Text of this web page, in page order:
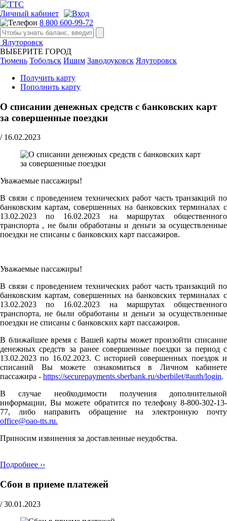
Личный кабинет
8 800 600-99-72
Ялуторовск
ВЫБЕРИТЕ ГОРОД
Тюмень Тобольск Ишим Заводоуковск Ялуторовск
Получить карту
Пополнить карту
О списании денежных средств с банковских карт
за совершенные поездки
/ 16.02.2023
Уважаемые пассажиры!
В связи с проведением технических работ часть транзакций по
банковским картам, совершенных на банковских терминалах с
13.02.2023 по 16.02.2023 на маршрутах общественного
транспорта , не были обработаны и деньги за осуществленные
поездки не списаны с банковских карт пассажиров.
Уважаемые пассажиры!
В связи с проведением технических работ часть транзакций по
банковским картам, совершенных на банковских терминалах с
13.02.2023 по 16.02.2023 на маршрутах общественного
транспорта, не были обработаны и деньги за осуществленные
поездки не списаны с банковских карт пассажиров.
В ближайшее время с Вашей карты может произойти списание
денежных средств за ранее совершенные поездки за период с
13.02.2023 по 16.02.2023. С историей совершенных поездок и
списаний Вы можете ознакомиться в Личном кабинете
пассажира - https://securepayments.sberbank.ru/sberbilet/#auth/login.
В случае необходимости получения дополнительной
информации, Вы можете обратится по телефону 8-800-302-13-
77, либо направить обращение на электронную почту
office@oao-tts.ru.
Приносим извинения за доставленные неудобства.
Подробнее ››
Сбои в приеме платежей
/ 30.01.2023